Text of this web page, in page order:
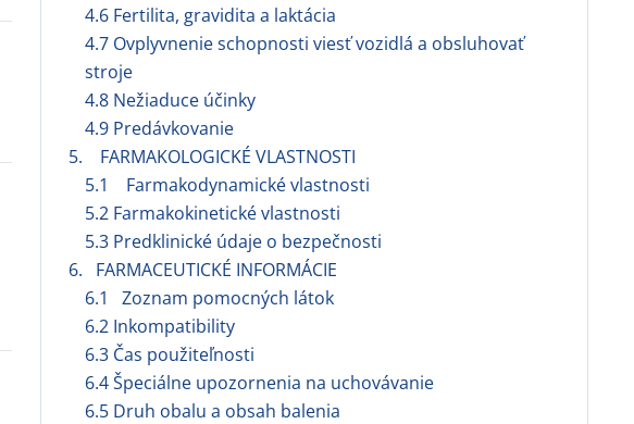
4.6 Fertilita, gravidita a laktácia
4.7 Ovplyvnenie schopnosti viesť vozidlá a obsluhovať
stroje
4.8 Nežiaduce účinky
4.9 Predávkovanie
5. FARMAKOLOGICKÉ VLASTNOSTI
5.1 Farmakodynamické vlastnosti
5.2 Farmakokinetické vlastnosti
5.3 Predklinické údaje o bezpečnosti
6. FARMACEUTICKÉ INFORMÁCIE
6.1 Zoznam pomocných látok
6.2 Inkompatibility
6.3 Čas použiteľnosti
6.4 Špeciálne upozornenia na uchovávanie
6.5 Druh obalu a obsah balenia